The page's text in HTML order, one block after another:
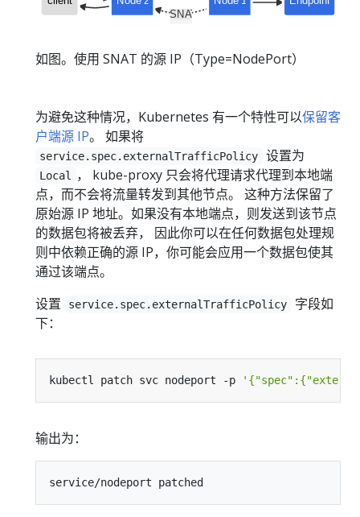
如图。使用 SNAT 的源 IP（Type=NodePort）
为避免这种情况，Kubernetes 有一个特性可以保留客
户端源 IP。 如果将
service.spec.externalTrafficPolicy 设置为
Local
， kube-proxy 只会将代理请求代理到本地端
点，而不会将流量转发到其他节点。 这种方法保留了
原始源 IP 地址。如果没有本地端点，则发送到该节点
的数据包将被丢弃， 因此你可以在任何数据包处理规
则中依赖正确的源 IP，你可能会应用一个数据包使其
通过该端点。
设置
service.spec.externalTrafficPolicy
字段如
下：
kubectl patch svc nodeport -p
输出为：